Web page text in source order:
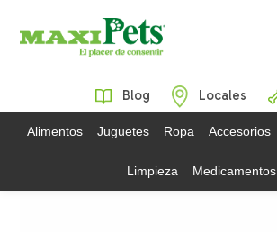
Blog Locales
Alimentos Juguetes Ropa Accesorios
Limpieza Medicamentos